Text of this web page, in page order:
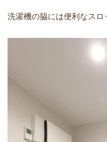
洗濯機の脇には便利なスロ